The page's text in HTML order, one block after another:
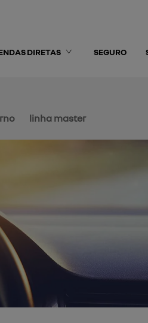
DIRETAS SEGURO
linha master